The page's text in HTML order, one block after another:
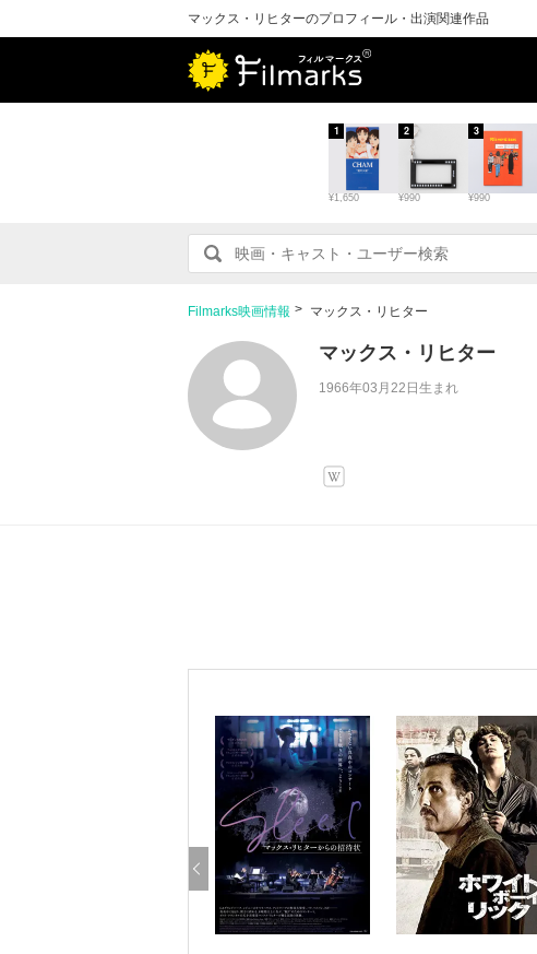
マックス・リヒターのプロフィール・出演関連作品
¥1,650
1
¥990
2
¥990
3
Filmarks映画情報 マックス・リヒター
マックス・リヒター
1966年03月22日生まれ